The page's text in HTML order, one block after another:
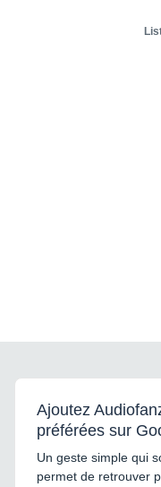
Ajoutez
préférées sur
Un geste simple qui
permet de retrouver